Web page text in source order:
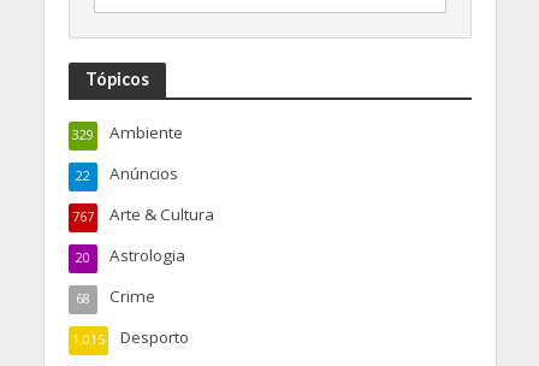
Tópicos
Ambiente
329
Anúncios
22
Arte & Cultura
767
Astrologia
20
Crime
68
Desporto
1.015